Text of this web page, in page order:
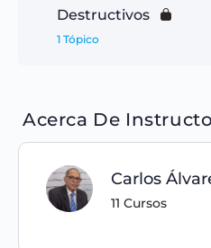
Destructivos
1 Tópico
Fundamentos de los
Acerca De
Carlos
11 Cursos